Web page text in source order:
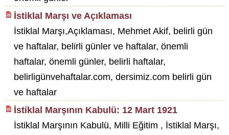
İstiklal Marşı ve Açıklaması
İstiklal Marşı,Açıklaması, Mehmet Akif, belirli gün
ve haftalar, belirli günler ve haftalar, önemli
haftalar, önemli günler, belirli haftalar,
belirligünvehaftalar.com, dersimiz.com belirli gün
ve haftalar
İstiklal Marşının Kabulü: 12 Mart 1921
İstiklal Marşının Kabulü, Milli Eğitim , İstiklal Marşı,